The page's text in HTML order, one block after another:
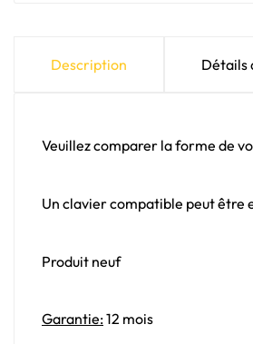
Description Détails
Veuillez comparer la forme de
Un clavier compatible peut être
Produit neuf
Garantie:12 mois